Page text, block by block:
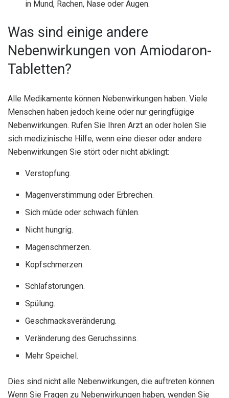
in Mund, Rachen, Nase oder Augen.
Was sind einige andere
Nebenwirkungen von Amiodaron-
Tabletten?
Alle Medikamente können Nebenwirkungen haben. Viele
Menschen haben jedoch keine oder nur geringfügige
Nebenwirkungen. Rufen Sie Ihren Arzt an oder holen Sie
sich medizinische Hilfe, wenn eine dieser oder andere
Nebenwirkungen Sie stört oder nicht abklingt:
Verstopfung.
Magenverstimmung oder Erbrechen.
Sich müde oder schwach fühlen.
Nicht hungrig.
Magenschmerzen.
Kopfschmerzen.
Schlafstörungen.
Spülung.
Geschmacksveränderung.
Veränderung des Geruchssinns.
Mehr Speichel.
Dies sind nicht alle Nebenwirkungen, die auftreten können.
Wenn Sie Fragen zu Nebenwirkungen haben, wenden Sie